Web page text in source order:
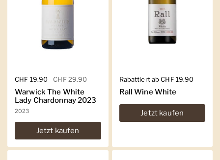
Regulärer Preis
CHF 19.90 Sale-Preis
CHF 29.90
Warwick The White
Lady Chardonnay 2023
2023
Jetzt kaufen
Regulärer Preis
Rabattiert ab CHF 19.90
Rall Wine White
Jetzt kaufen